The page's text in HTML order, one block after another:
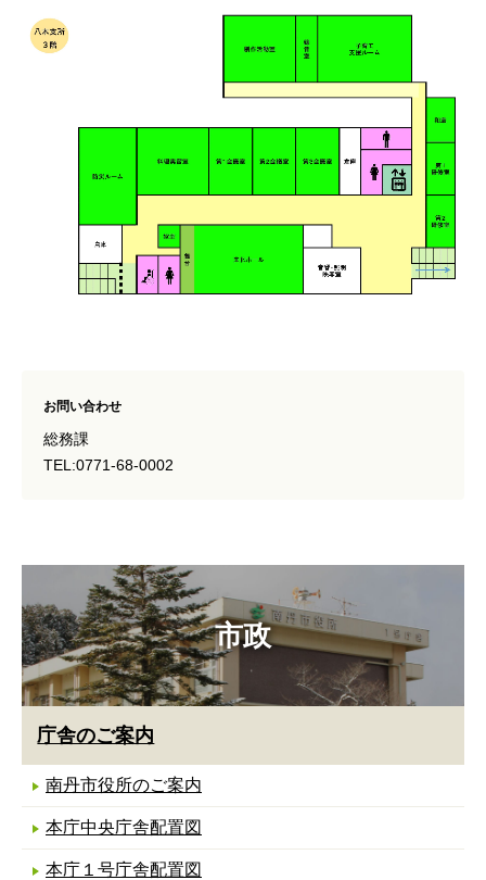
市政
庁舎のご案内
南丹市役所のご案内
本庁中央庁舎配置図
本庁１号庁舎配置図
お問い合わせ
総務課
TEL:0771-68-0002